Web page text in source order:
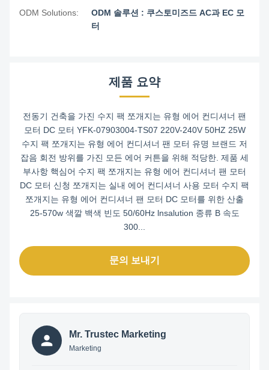
ODM Solutions:
ODM 솔루션 : 쿠스토미즈드 AC과 EC 모
터
제품 요약
전동기 건축을 가진 수지 팩 쪼개지는 유형 에어 컨디셔너 팬
모터 DC 모터 YFK-07903004-TS07 220V-240V 50HZ 25W
수지 팩 쪼개지는 유형 에어 컨디셔너 팬 모터 유명 브랜드 저
잡음 회전 방위를 가진 모든 에어 커튼을 위해 적당한. 제품 세
부사항 핵심어 수지 팩 쪼개지는 유형 에어 컨디셔너 팬 모터
DC 모터 신청 쪼개지는 실내 에어 컨디셔너 사용 모터 수지 팩
쪼개지는 유형 에어 컨디셔너 팬 모터 DC 모터를 위한 산출
25-570w 색깔 백색 빈도 50/60Hz lnsalution 종류 B 속도
300...
문의 보내기
Mr. Trustec Marketing
Marketing